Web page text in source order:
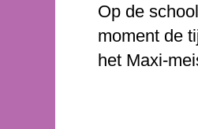
Op de
moment de
het Maxi-